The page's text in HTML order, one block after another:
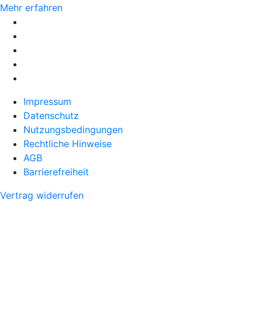
Mehr erfahren
Impressum
Datenschutz
Nutzungsbedingungen
Rechtliche Hinweise
AGB
Barrierefreiheit
Vertrag widerrufen